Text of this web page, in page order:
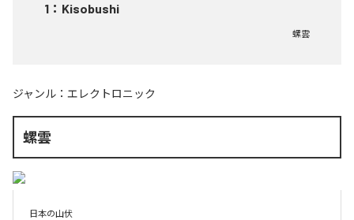
1 ： Kisobushi
螺雲
ジャンル： エレクトロニック
螺雲
日本の山伏